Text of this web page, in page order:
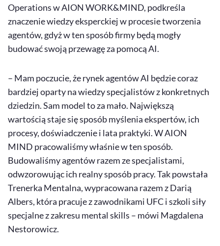
Operationsw AION WORK&MIND, podkreśla
znaczenie wiedzy eksperckiej w procesie tworzenia
agentów, gdyż w ten sposób firmy będą mogły
budować swoją przewagę za pomocą AI.
– Mam poczucie, że rynek agentów AI będzie coraz
bardziej oparty na wiedzy specjalistów z konkretnych
dziedzin. Sam model to za mało. Największą
wartością staje się sposób myślenia ekspertów, ich
procesy, doświadczenie i lata praktyki. W AION
MIND pracowaliśmy właśnie w ten sposób.
Budowaliśmy agentów razem ze specjalistami,
odwzorowując ich realny sposób pracy. Tak powstała
Trenerka Mentalna, wypracowana razem z Darią
Albers, która pracuje z zawodnikami UFC i szkoli siły
specjalne z zakresu mental skills – mówi Magdalena
Nestorowicz.